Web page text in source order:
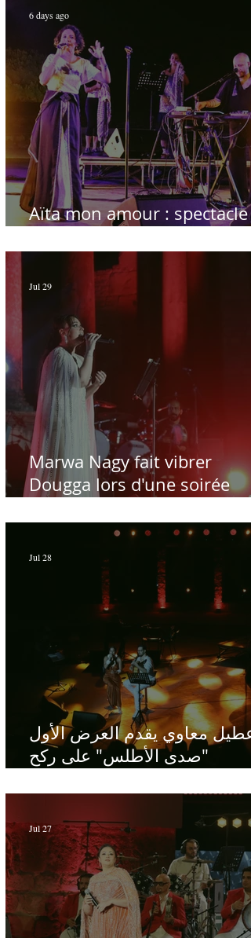
Aïta mon amour : spectacle
6 days ago
Marwa Nagy fait vibrer
Dougga lors d'une soirée
Hamdi - Par Sofien Manaï
Jul 29
عطيل معاوي يقدم العرض الأول
"صدى الأطلس" على ركح
طابعها الخاص
Jul 28
Jul 27